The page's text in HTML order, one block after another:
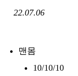
22.07.06
맨몸
10/10/10